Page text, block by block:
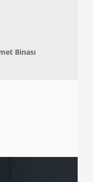
Binası